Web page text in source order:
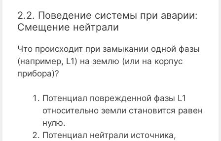
2.2. Поведение системы при аварии:
Смещение нейтрали
Что происходит при замыкании одной фазы
(например, L1) на землю (или на корпус
прибора)?
Потенциал поврежденной фазы L1
относительно земли становится равен
нулю.
Потенциал нейтрали источника,